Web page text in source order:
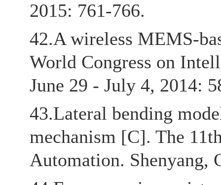
2015: 761-766.
42.A wireless MEMS-
World Congress on
June 29 - July 4, 2014:
43.Lateral bending
mechanism [C]. The
Automation. Shenyang,